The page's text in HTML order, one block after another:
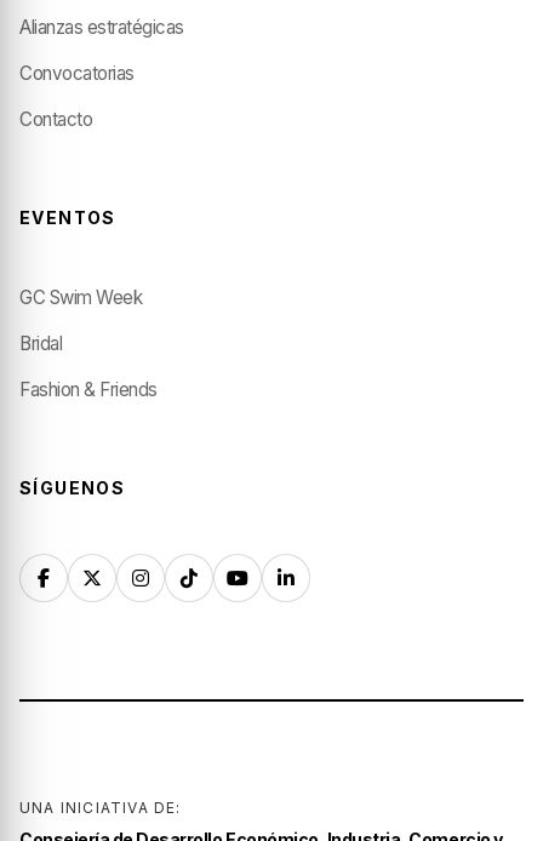
Alianzas estratégicas
Convocatorias
Contacto
EVENTOS
GC Swim Week
Bridal
Fashion & Friends
SÍGUENOS
UNA INICIATIVA DE: